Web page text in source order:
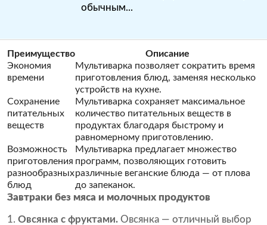
обычным...
Преимущество
Описание
Экономия
времени
Мультиварка позволяет сократить время
приготовления блюд, заменяя несколько
устройств на кухне.
Сохранение
питательных
веществ
Мультиварка сохраняет максимальное
количество питательных веществ в
продуктах благодаря быстрому и
равномерному приготовлению.
Возможность
приготовления
разнообразных
блюд
Мультиварка предлагает множество
программ, позволяющих готовить
различные веганские блюда — от плова
до запеканок.
Завтраки без мяса и молочных продуктов
1. Овсянка с фруктами. Овсянка — отличный выбор